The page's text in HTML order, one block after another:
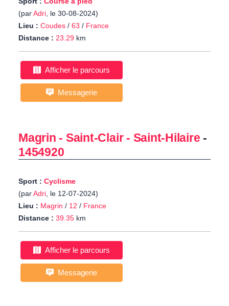
(parAdri, le 30-08-2024)
Lieu : Coudes / 63 / France
Distance : 23.29 km
Afficher le parcours
Messagerie
Magrin - Saint-Clair - Saint-Hilaire -
1454920
Sport : Cyclisme
(parAdri, le 12-07-2024)
Lieu : Magrin / 12 / France
Distance : 39.35 km
Afficher le parcours
Messagerie